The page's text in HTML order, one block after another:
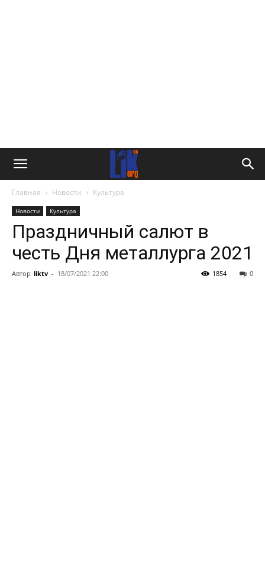
Главная Новости Культура
Новости Культура
Праздничный салют в
честь Дня металлурга 2021
Автор liktv - 18/07/2021 22:00 0
1854